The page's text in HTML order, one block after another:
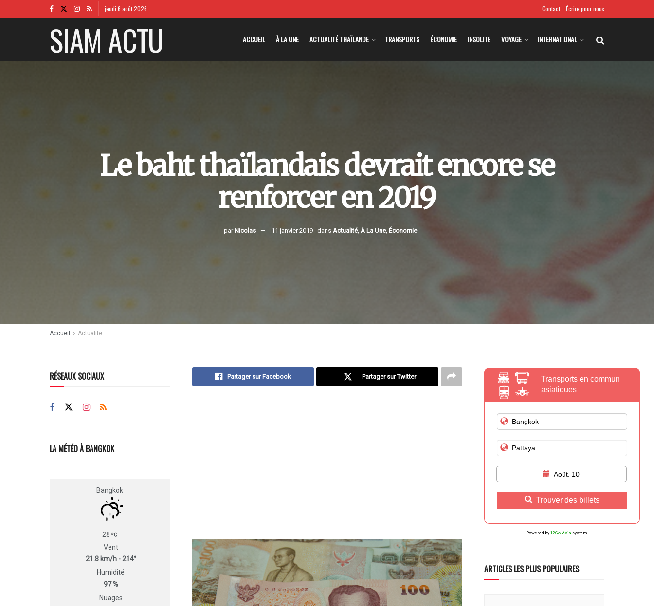
jeudi 6 août 2026 Contact Écrire pour nous
SIAM ACTU ACCUEIL À LA UNE ACTUALITÉ THAÏLANDE TRANSPORTS ÉCONOMIE INSOLITE VOYAGE INTERNATIONAL
Le baht thaïlandais devrait encore se
renforcer en 2019
par Nicolas 11 janvier 2019 dans Actualité, À La Une, Économie
Accueil Actualité
Partager sur Facebook Partager sur Twitter
RÉSEAUX SOCIAUX
LA MÉTÉO À BANGKOK
Bangkok
28
Vent
21.8 km/h - 214°
Humidité
97 %
Nuages
Transports en commun
asiatiques
Août, 10
Trouver des billets
Powered by 12Go Asia system
ARTICLES LES PLUS POPULAIRES